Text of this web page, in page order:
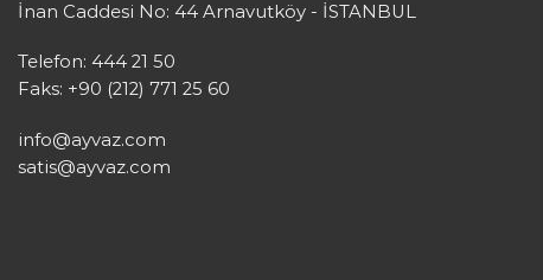
İnan Caddesi No: 44 Arnavutköy - İSTANBUL
Telefon: 444 21 50
Faks: +90 (212) 771 25 60
info@ayvaz.com
satis@ayvaz.com